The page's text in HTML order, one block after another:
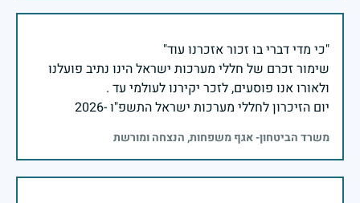
שימור זכרם של חללי מערכות ישראל הינו נתיב פועלנו
יום הזיכרון לחללי מערכות ישראל התשפ"ו -2026
משרד הביטחון- אגף משפחות, הנצחה ומורשת